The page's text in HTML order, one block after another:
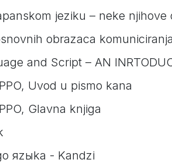
jeziku – neke
obrazaca
and Script – AN
Uvod u pismo kana
Glavna knjiga
яzыka - Kandzi